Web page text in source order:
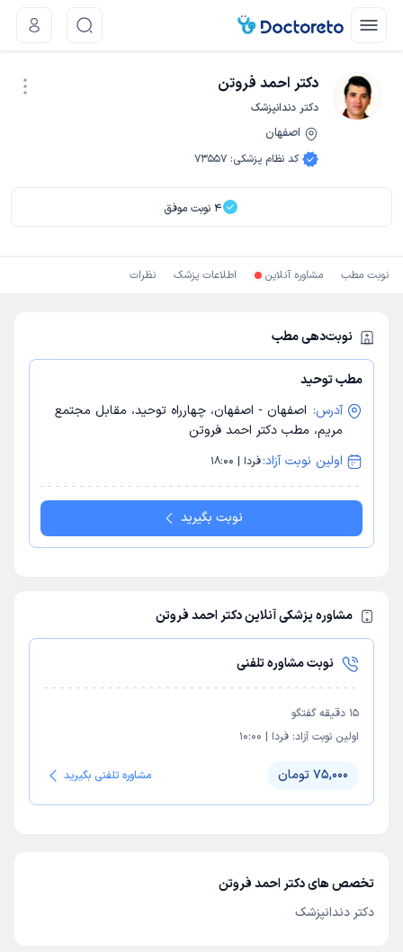
دکتر احمد فروتن
دکتر دندانپزشک
اصفهان
کد نظام پزشکی:
73557
4 نوبت موفق
نوبت مطب مشاوره آنلاین اطلاعات پزشک نظرات
نوبت‌دهی مطب
مطب توحید
آدرس: اصفهان - اصفهان، چهارراه توحید، مقابل مجتمع
مریم، مطب دکتر احمد فروتن
اولین نوبت آزاد:فردا | 18:00
نوبت بگیرید
مشاوره پزشکی آنلاین دکتر احمد فروتن
نوبت مشاوره تلفنی
15 دقیقه گفتگو
اولین نوبت آزاد: فردا |
10:00
75,000 تومان مشاوره تلفنی بگیرید
تخصص های دکتر احمد فروتن
دکتر دندانپزشک